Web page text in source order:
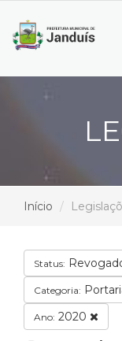
Início
Status:
Categoria:
Ano: 2020